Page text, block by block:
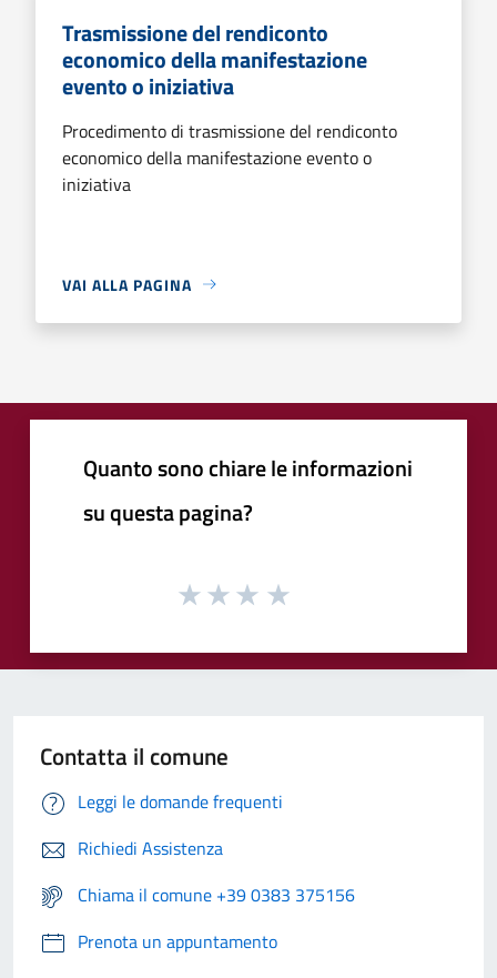
Trasmissione del rendiconto
economico della manifestazione
evento o iniziativa
Procedimento di trasmissione del rendiconto
economico della manifestazione evento o
iniziativa
VAI ALLA PAGINA
Quanto sono chiare le informazioni
su questa pagina?
Contatta il comune
Leggi le domande frequenti
Richiedi Assistenza
Chiama il comune +39 0383 375156
Prenota un appuntamento